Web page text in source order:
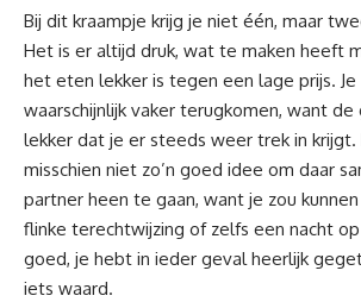
Bij dit kraampje krijg je niet één, maar
Het is er altijd druk, wat te maken heeft
het eten lekker is tegen een lage prijs.
waarschijnlijk vaker terugkomen, want de
lekker dat je er steeds weer trek in
misschien niet zo’n goed idee om daar
partner heen te gaan, want je zou
flinke terechtwijzing of zelfs een nacht
goed, je hebt in ieder geval heerlijk
iets waard.